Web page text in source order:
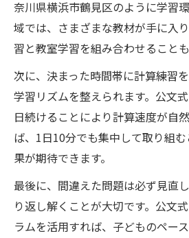
奈川県横浜市鶴見区のように学習
域では、さまざまな教材が手に入
習と教室学習を組み合わせることも
次に、決まった時間帯に計算練習
学習リズムを整えられます。公文
日続けることにより計算速度が自
ば、1日10分でも集中して取り組
果が期待できます。
最後に、間違えた問題は必ず見直
り返し解くことが大切です。公文
ラムを活用すれば、子どものペー